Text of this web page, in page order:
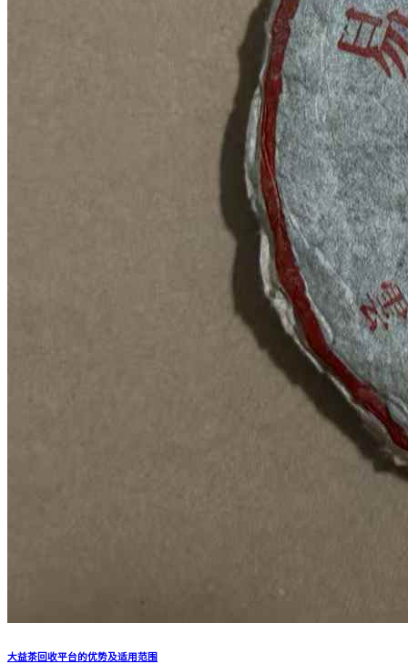
大益茶回收平台的优势及适用范围